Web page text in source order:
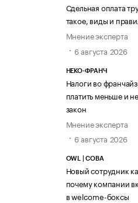
Сдельная оплата
такое, виды и
Мнение эксперта
6 августа 2026
НЕКО-ФРАНЧ
Налоги во
платить меньше и
закон
Мнение эксперта
6 августа 2026
OWL | СОВА
Новый сотрудник
почему компании
в welcome-боксы